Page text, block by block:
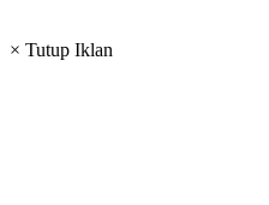
× Tutup Iklan